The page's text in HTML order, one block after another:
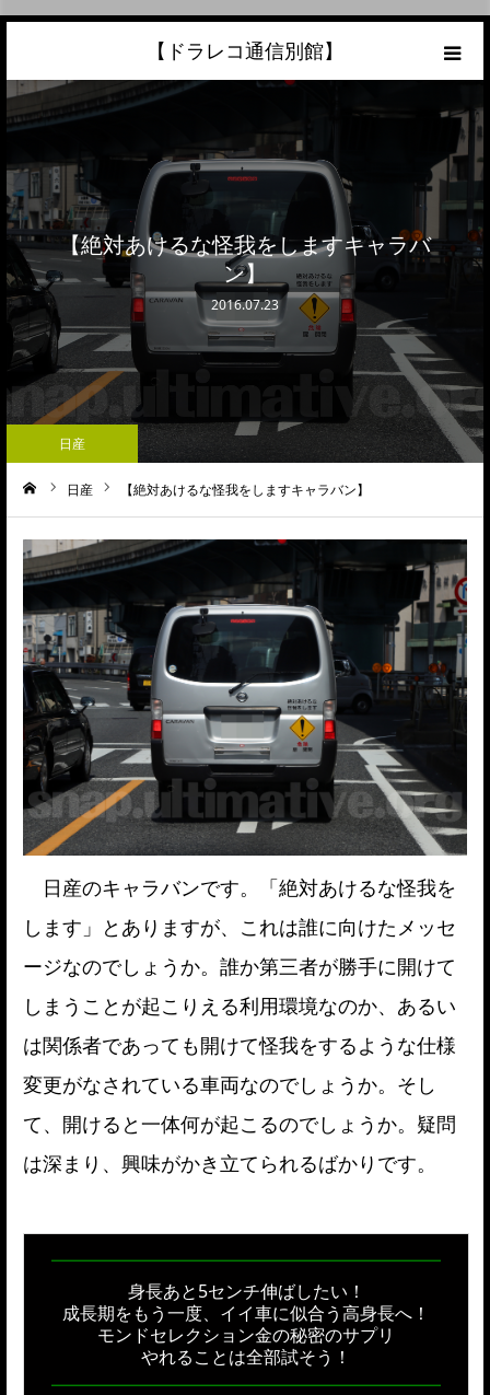
【ドラレコ通信別館】
【絶対あけるな怪我をしますキャラバ
ン】
2016.07.23
日産
日産 【絶対あけるな怪我をしますキャラバン】
日産のキャラバンです。「絶対あけるな怪我を
します」とありますが、これは誰に向けたメッセ
ージなのでしょうか。誰か第三者が勝手に開けて
しまうことが起こりえる利用環境なのか、あるい
は関係者であっても開けて怪我をするような仕様
変更がなされている車両なのでしょうか。そし
て、開けると一体何が起こるのでしょうか。疑問
は深まり、興味がかき立てられるばかりです。
身長あと5センチ伸ばしたい！
成長期をもう一度、イイ車に似合う高身長へ！
モンドセレクション金の秘密のサプリ
やれることは全部試そう！
ホーム
あなたの愛車の最高額を知ろう！
こんな中古車が欲しい
トラック売却ならこちら
当サイトについて
リンク